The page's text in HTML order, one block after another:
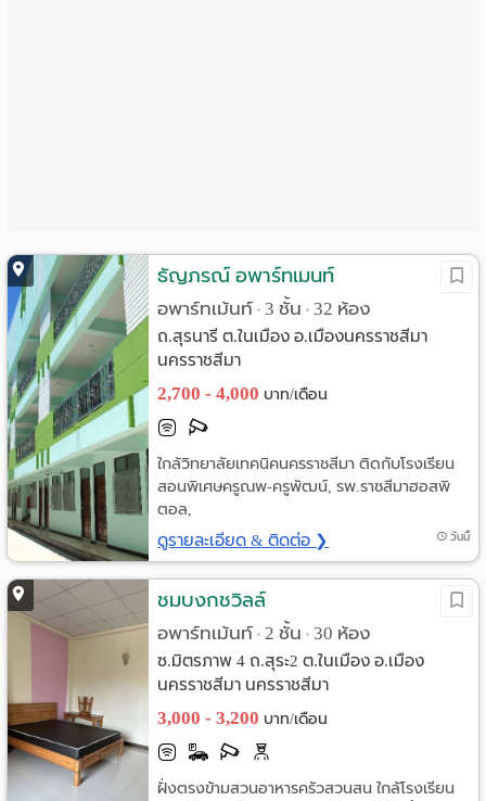
English
ธัญภรณ์ อพาร์ทเมนท์
อพาร์ทเม้นท์ • 3 ชั้น • 32 ห้อง
ถ.สุรนารี ต.ในเมือง อ.เมืองนครราชสีมา
นครราชสีมา
2,700 - 4,000 บาท/เดือน
ใกล้วิทยาลัยเทคนิคนครราชสีมา ติดกับโรงเรียน
สอนพิเศษครูณพ-ครูพัฒน์, รพ.ราชสีมาฮอสพิ
ตอล,
ดูรายละเอียด & ติดต่อ ❯ วันนี้
ชมบงกชวิลล์
อพาร์ทเม้นท์ • 2 ชั้น • 30 ห้อง
ซ.มิตรภาพ 4 ถ.สุระ2 ต.ในเมือง อ.เมือง
นครราชสีมา นครราชสีมา
3,000 - 3,200 บาท/เดือน
ฝั่งตรงข้ามสวนอาหารครัวสวนสน ใกล้โรงเรียน